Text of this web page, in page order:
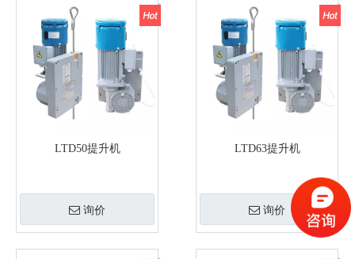
LTD50提升机
询价
LTD63提升机
询价